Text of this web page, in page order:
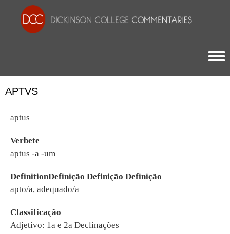
APTVS
aptus
Verbete
aptus -a -um
DefinitionDefinição Definição Definição
apto/a, adequado/a
Classificação
Adjetivo: 1a e 2a Declinações